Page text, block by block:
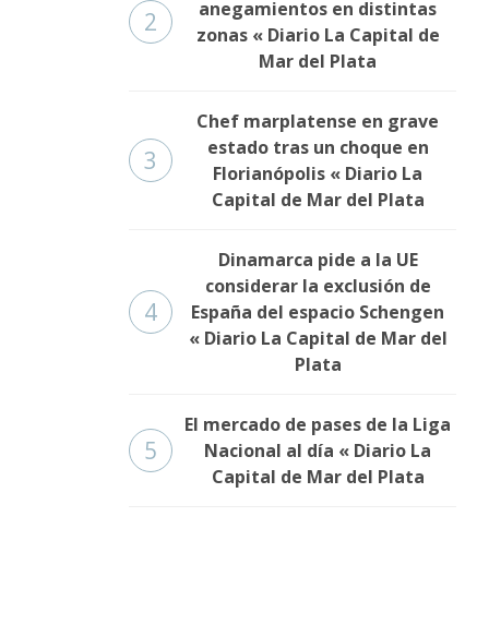
2
anegamientos en distintas
zonas « Diario La Capital de
Mar del Plata
3
Chef marplatense en grave
estado tras un choque en
Florianópolis « Diario La
Capital de Mar del Plata
4
Dinamarca pide a la UE
considerar la exclusión de
España del espacio Schengen
« Diario La Capital de Mar del
Plata
5
El mercado de pases de la Liga
Nacional al día « Diario La
Capital de Mar del Plata